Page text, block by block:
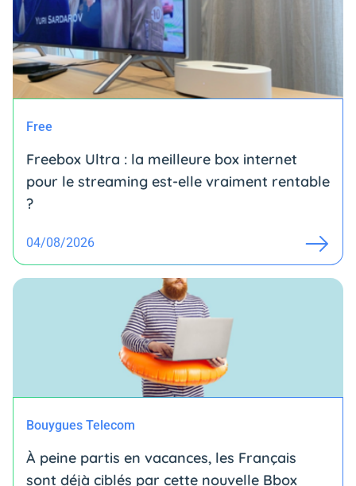
Free
Freebox Ultra : la meilleure box internet
pour le streaming est-elle vraiment rentable
?
04/08/2026
Bouygues Telecom
À peine partis en vacances, les Français
sont déjà ciblés par cette nouvelle Bbox